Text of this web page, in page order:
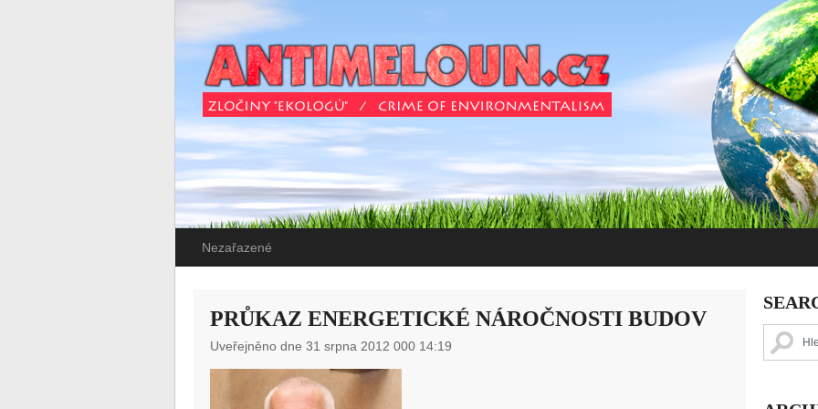
Nezařazené
PRŮKAZ ENERGETICKÉ NÁROČNOSTI BUDOV
Uveřejněno dne 31 srpna 2012 000 14:19